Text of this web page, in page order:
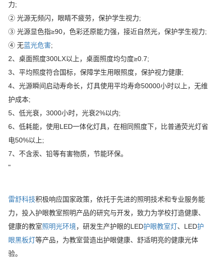
力;
② 光源无频闪，眼睛不疲劳，保护学生视力;
③ 光源显色指≥90，色彩还原能力强，接近自然光，保护学生视力;
④ 无蓝光危害;
2、桌面照度300LX以上，桌面照度均匀度≥0.7;
3、平均照度符合国标，保障学生用眼照度，保护视力健康;
4、光源瞬间启动寿命长，灯具使用平均寿命50000小时以上，无维
护成本;
5、低光衰，3000小时，光衰2%以内;
6、低耗能，使用LED一体化灯具，在相同照度下，比普通荧光灯省
电50%以上;
7、不含汞、铅等有害物质，节能环保。
"
雷舒科技积极响应国家政策，依托于先进的照明技术和专业服务能
力，投入护眼教室照明产品的研究与开发，致力为学校打造健康、
健康的教室照明光环境，研发生产护眼的LED护眼教室灯、LED护
眼黑板灯等产品，为教室营造出护眼健康、舒适明亮的健康光体
验。